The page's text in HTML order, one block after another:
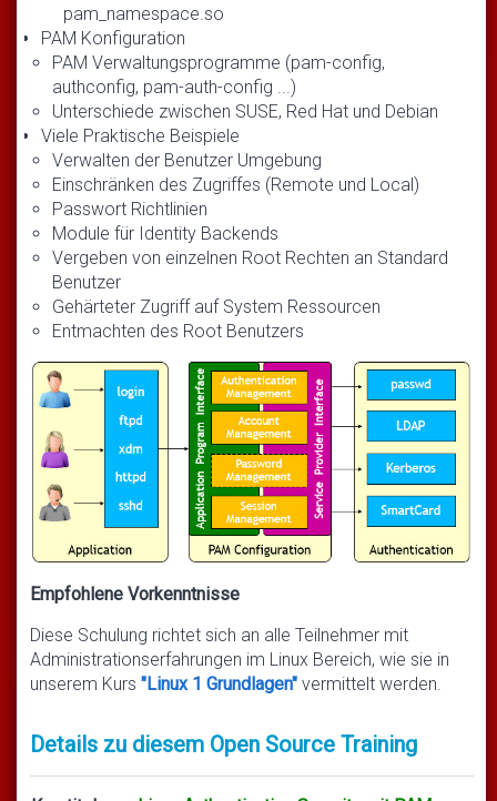
pam_namespace.so
PAM Konfiguration
PAM Verwaltungsprogramme (pam-config,
authconfig, pam-auth-config ...)
Unterschiede zwischen SUSE, Red Hat und Debian
Viele Praktische Beispiele
Verwalten der Benutzer Umgebung
Einschränken des Zugriffes (Remote und Local)
Passwort Richtlinien
Module für Identity Backends
Vergeben von einzelnen Root Rechten an Standard
Benutzer
Gehärteter Zugriff auf System Ressourcen
Entmachten des Root Benutzers
Empfohlene Vorkenntnisse
Diese Schulung richtet sich an alle Teilnehmer mit
Administrationserfahrungen im Linux Bereich, wie sie in
unserem Kurs "Linux 1 Grundlagen" vermittelt werden.
Details zu diesem Open Source Training